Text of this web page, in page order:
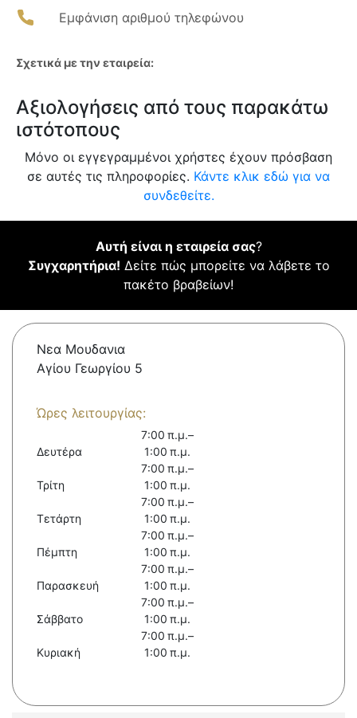
Εμφάνιση αριθμού τηλεφώνου
Σχετικά με την εταιρεία:
Αξιολογήσεις από τους παρακάτω
ιστότοπους
Μόνο οι εγγεγραμμένοι χρήστες έχουν πρόσβαση
σε αυτές τις πληροφορίες. Κάντε κλικ εδώ για να
συνδεθείτε.
Αυτή είναι η εταιρεία σας?
Συγχαρητήρια! Δείτε πώς μπορείτε να λάβετε το
πακέτο βραβείων!
Νεα Μουδανια
Αγίου Γεωργίου 5
Ώρες λειτουργίας:
Δευτέρα
7:00 π.μ.–
1:00 π.μ.
Τρίτη
7:00 π.μ.–
1:00 π.μ.
Τετάρτη
7:00 π.μ.–
1:00 π.μ.
Πέμπτη
7:00 π.μ.–
1:00 π.μ.
Παρασκευή
7:00 π.μ.–
1:00 π.μ.
Σάββατο
7:00 π.μ.–
1:00 π.μ.
Κυριακή
7:00 π.μ.–
1:00 π.μ.